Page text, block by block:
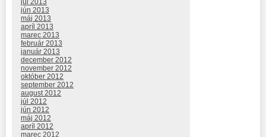
jún 2013
máj 2013
apríl 2013
marec 2013
február 2013
január 2013
december 2012
november 2012
október 2012
september 2012
august 2012
júl 2012
jún 2012
máj 2012
apríl 2012
marec 2012